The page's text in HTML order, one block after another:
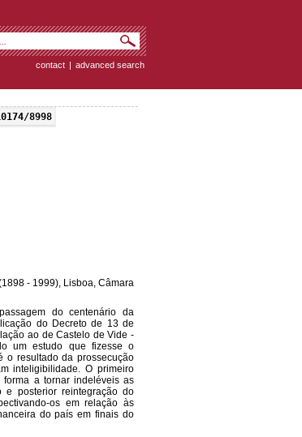
contact | advanced search
8998
- 1999), Lisboa, Câmara
do centenário da
do Decreto de 13 de
ao de Castelo de Vide -
um estudo que fizesse o
o resultado da prossecução
inteligibilidade. O primeiro
a tornar indeléveis as
e posterior reintegração do
os em relação às
do país em finais do